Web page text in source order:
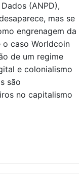
(ANPD),
mas se
engrenagem da
caso Worldcoin
de um regime
e colonialismo
são
no capitalismo